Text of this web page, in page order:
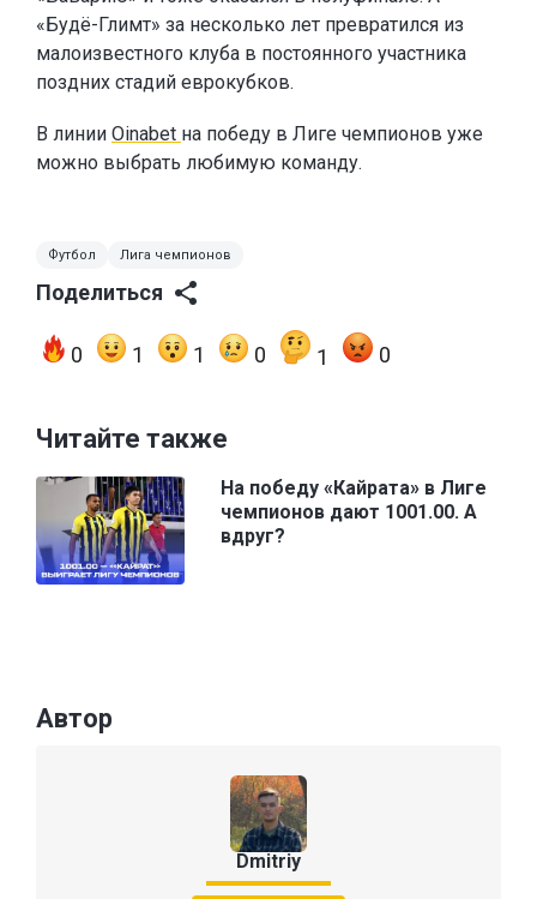
«Будё-Глимт» за несколько лет превратился из
малоизвестного клуба в постоянного участника
поздних стадий еврокубков.
В линии Oinabet на победу в Лиге чемпионов уже
можно выбрать любимую команду.
Футбол Лига чемпионов
Поделиться
0 1 1 0 1 0
Читайте также
На победу «Кайрата» в Лиге
чемпионов дают 1001.00. А
вдруг?
Автор
Dmitriy